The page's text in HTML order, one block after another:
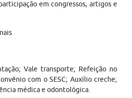
em congressos, artigos e
Vale transporte; Refeição no
com o SESC; Auxílio creche;
médica e odontológica.